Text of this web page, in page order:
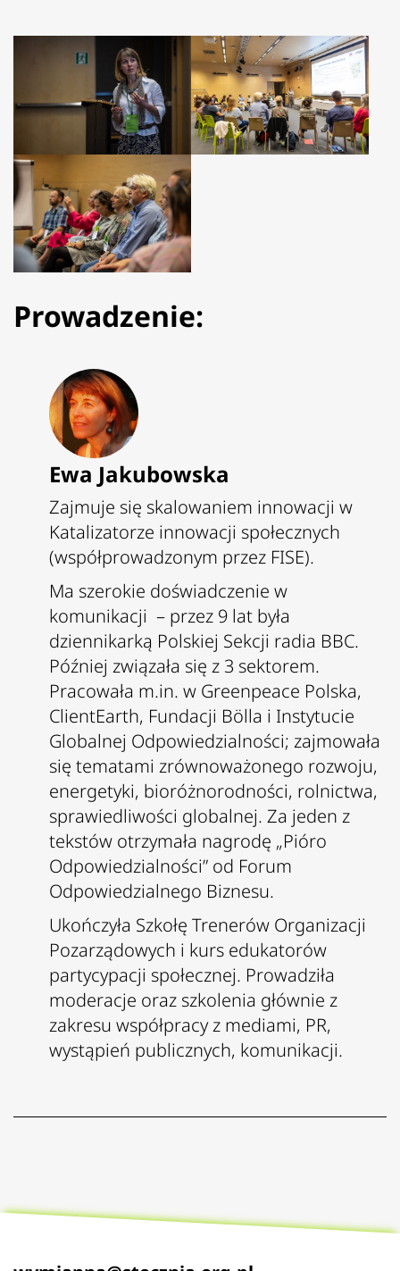
Prowadzenie:
Ewa Jakubowska
Zajmuje się skalowaniem innowacji w
Katalizatorze innowacji społecznych
(współprowadzonym przez FISE).
Ma szerokie doświadczenie w
komunikacji – przez 9 lat była
dziennikarką Polskiej Sekcji radia BBC.
Później związała się z 3 sektorem.
Pracowała m.in. w Greenpeace Polska,
ClientEarth, Fundacji Bölla i Instytucie
Globalnej Odpowiedzialności; zajmowała
się tematami zrównoważonego rozwoju,
energetyki, bioróżnorodności, rolnictwa,
sprawiedliwości globalnej. Za jeden z
tekstów otrzymała nagrodę „Pióro
Odpowiedzialności” od Forum
Odpowiedzialnego Biznesu.
Ukończyła Szkołę Trenerów Organizacji
Pozarządowych i kurs edukatorów
partycypacji społecznej. Prowadziła
moderacje oraz szkolenia głównie z
zakresu współpracy z mediami, PR,
wystąpień publicznych, komunikacji.